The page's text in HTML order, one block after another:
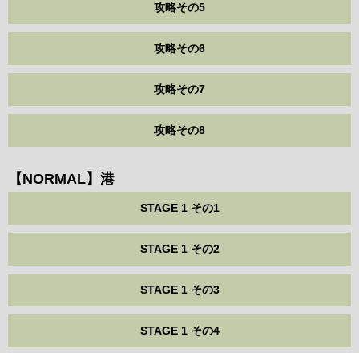
攻略その5
攻略その6
攻略その7
攻略その8
【NORMAL】港
STAGE 1 その1
STAGE 1 その2
STAGE 1 その3
STAGE 1 その4